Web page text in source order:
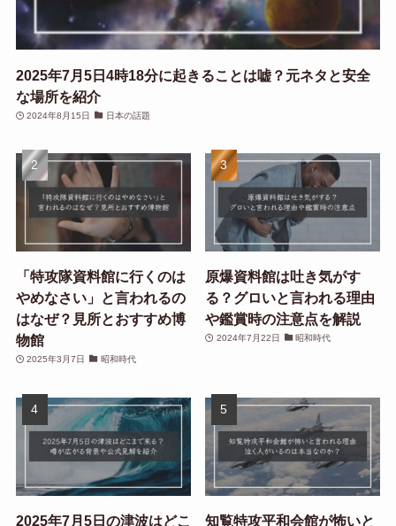
2025年7月5日4時18分に起きることは嘘？元ネタと安全
な場所を紹介
2024年8月15日 日本の話題
「特攻隊資料館に行くのは
やめなさい」と言われるの
はなぜ？見所とおすすめ博
物館
2025年3月7日 昭和時代
原爆資料館は吐き気がす
る？グロいと言われる理由
や鑑賞時の注意点を解説
2024年7月22日 昭和時代
2025年7月5日の津波はどこ 知覧特攻平和会館が怖いと